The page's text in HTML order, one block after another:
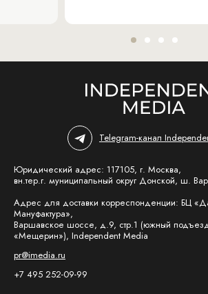
Telegram-канал
Юридический адрес: 117105, г. Москва,
вн.тер.г. муниципальный округ Донской, ш.
Адрес для доставки корреспонденции: БЦ
Мануфактура»,
Варшавское шоссе, д.9, стр.1 (южный
«Мещерин»), Independent Media
pr@imedia.ru
+7 495 252-09-99